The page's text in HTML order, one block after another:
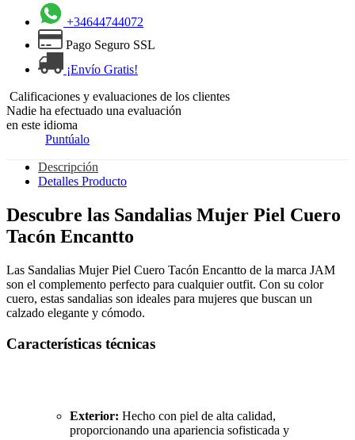
+34644744072
Pago Seguro SSL
¡Envío Gratis!
Calificaciones y evaluaciones de los clientes
Nadie ha efectuado una evaluación
en este idioma
Puntúalo
Descripción
Detalles Producto
Descubre las Sandalias Mujer Piel Cuero
Tacón Encantto
Las Sandalias Mujer Piel Cuero Tacón Encantto de la marca JAM
son el complemento perfecto para cualquier outfit. Con su color
cuero, estas sandalias son ideales para mujeres que buscan un
calzado elegante y cómodo.
Características técnicas
Exterior: Hecho con piel de alta calidad,
proporcionando una apariencia sofisticada y